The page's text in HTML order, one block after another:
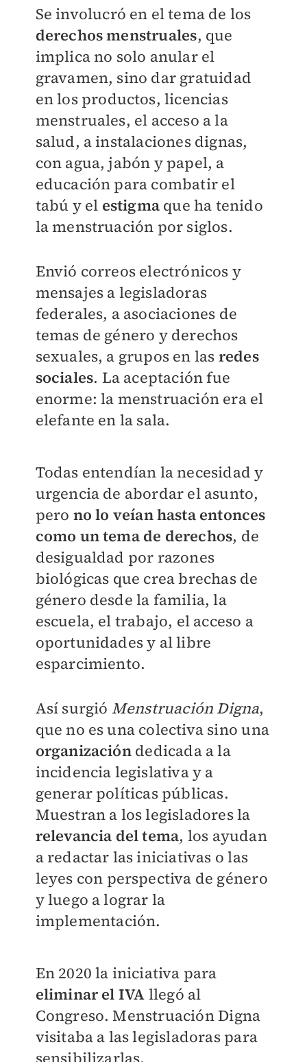
Se involucró en el tema de los
derechos menstruales, que
implica no solo anular el
gravamen, sino dar gratuidad
en los productos, licencias
menstruales, el acceso a la
salud, a instalaciones dignas,
con agua, jabón y papel, a
educación para combatir el
tabú y el estigma que ha tenido
la menstruación por siglos.
Envió correos electrónicos y
mensajes a legisladoras
federales, a asociaciones de
temas de género y derechos
sexuales, a grupos en las redes
sociales. La aceptación fue
enorme: la menstruación era el
elefante en la sala.
Todas entendían la necesidad y
urgencia de abordar el asunto,
pero no lo veían hasta entonces
como un tema de derechos, de
desigualdad por razones
biológicas que crea brechas de
género desde la familia, la
escuela, el trabajo, el acceso a
oportunidades y al libre
esparcimiento.
Así surgió Menstruación Digna,
que no es una colectiva sino una
organización dedicada a la
incidencia legislativa y a
generar políticas públicas.
Muestran a los legisladores la
relevancia del tema, los ayudan
a redactar las iniciativas o las
leyes con perspectiva de género
y luego a lograr la
implementación.
En 2020 la iniciativa para
eliminar el IVA llegó al
Congreso. Menstruación Digna
visitaba a las legisladoras para
sensibilizarlas.